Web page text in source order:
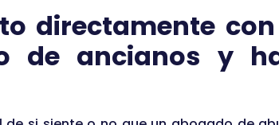
directamente
de ancianos y